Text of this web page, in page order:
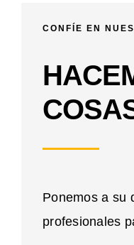
CONFÍE EN
Ponemos a su
profesionales